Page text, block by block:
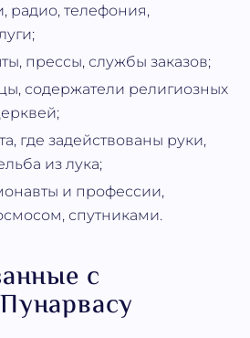
радио, телефония,
прессы, службы заказов;
содержатели религиозных
где задействованы руки,
из лука;
и профессии,
спутниками.
с